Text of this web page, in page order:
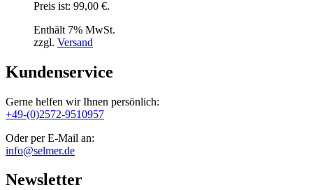
Preis ist: 99,00 €.
Enthält 7% MwSt.
zzgl. Versand
Kundenservice
Gerne helfen wir Ihnen persönlich:
+49-(0)2572-9510957
Oder per E-Mail an:
info@selmer.de
Newsletter